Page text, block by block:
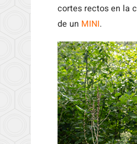
cortes rectos en la
de un MINI.